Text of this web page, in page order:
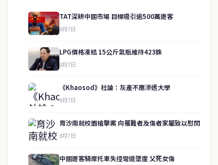
TAT深耕中國市場 目標吸引逾500萬遊客
8月7日
LPG價格凍結 15公斤氣瓶維持423銖
8月7日
《Khaosod》社論：灰產不應滲透大學
8月7日
育沙南就校園槍擊案 向罹難者及傷者家屬致以慰問
8月7日
中國遊客騎摩托車失控彎道墜崖 父死女傷
service@thaichinesenews.com